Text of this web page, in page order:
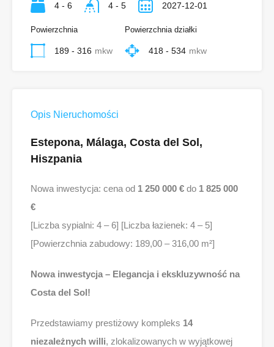
4 - 6 4 - 5 2027-12-01
Powierzchnia
189 - 316 mkw
Powierzchnia działki
418 - 534 mkw
Opis Nieruchomości
Estepona, Málaga, Costa del Sol,
Hiszpania
Nowa inwestycja: cena od 1 250 000 € do 1 825 000
€
[Liczba sypialni: 4 – 6] [Liczba łazienek: 4 – 5]
[Powierzchnia zabudowy: 189,00 – 316,00 m²]
Nowa inwestycja – Elegancja i ekskluzywność na
Costa del Sol!
Przedstawiamy prestiżowy kompleks 14
niezależnych willi, zlokalizowanych w wyjątkowej